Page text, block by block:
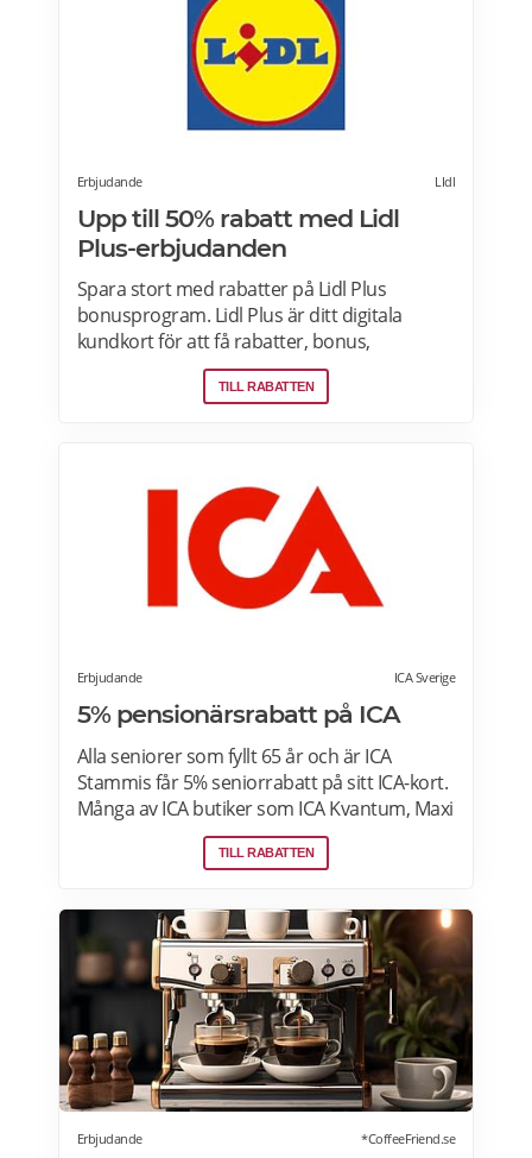
Erbjudande LIdl
Upp till 50% rabatt med Lidl
Plus-erbjudanden
Spara stort med rabatter på Lidl Plus
bonusprogram. Lidl Plus är ditt digitala
kundkort för att få rabatter, bonus,
skräddarsydda erbjudanden och mycket
mer varje vecka. Skanna ditt kort varje gång
använda dig av Lidl Plus fördelar. Läs mer
om pensionärsrabatter på Lidl här.
TILL RABATTEN
Erbjudande ICA Sverige
5% pensionärsrabatt på ICA
Alla seniorer som fyllt 65 år och är ICA
Stammis får 5% seniorrabatt på sitt ICA-kort.
Många av ICA butiker som ICA Kvantum, Maxi
Stormarknad eller ICA Supermarket erbjuder
pensionärsrabatt. Läs mer om vilken ICA-
stad. Gäller vissa dagar i veckan både i butik
och online. Välj din favoritbutik för att se
aktuella erbjudanden. Läs mer om
pensionärsrabatter på ICA här.
TILL RABATTEN
Erbjudande *CoffeeFriend.se